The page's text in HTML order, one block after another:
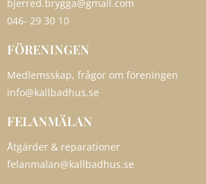
bjerred.brygga@gmail.com
046- 29 30 10
FÖRENINGEN
Medlemsskap, frågor om föreningen
info@kallbadhus.se
FELANMÄLAN
Åtgärder & reparationer
felanmalan@kallbadhus.se